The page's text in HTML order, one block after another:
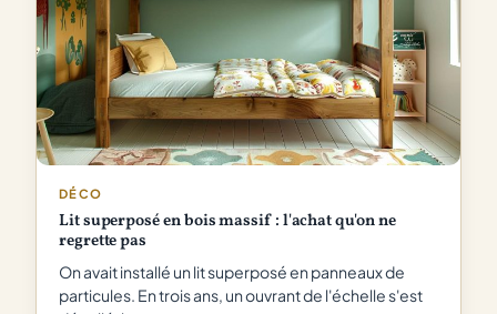
DÉCO
Lit superposé en bois massif : l'achat qu'on ne
regrette pas
On avait installé un lit superposé en panneaux de
particules. En trois ans, un ouvrant de l'échelle s'est